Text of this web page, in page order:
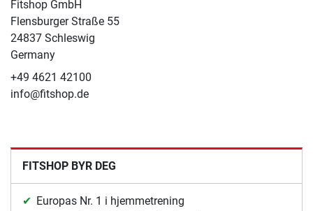
Fitshop GmbH
Flensburger Straße 55
24837 Schleswig
Germany
+49 4621 42100
info@fitshop.de
FITSHOP BYR DEG
Europas Nr. 1 i hjemmetrening